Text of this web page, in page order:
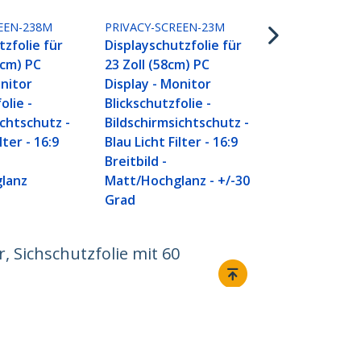
238M
für
PC
-
-
- 16:9
PRIVACY-SCREEN-23M
Displayschutzfolie für
23 Zoll (58cm) PC
Display - Monitor
Blickschutzfolie -
Bildschirmsichtschutz -
Blau Licht Filter - 16:9
Breitbild -
Matt/Hochglanz - +/-30
Grad
Sichschutzfolie mit 60